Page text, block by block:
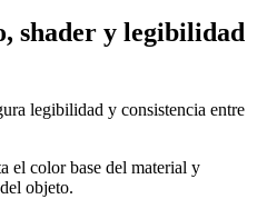
shader y legibilidad
legibilidad y consistencia entre
el color base del material y
objeto.